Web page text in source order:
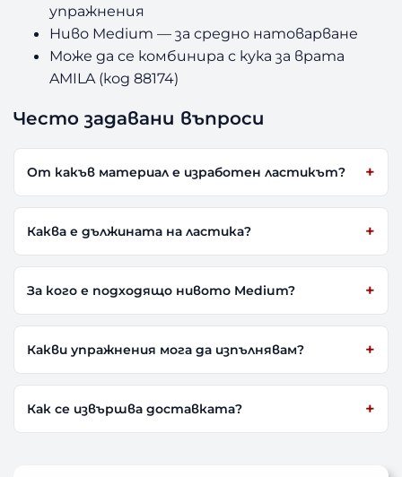
упражнения
Ниво Medium — за средно натоварване
Може да се комбинира с кука за врата
AMILA (код 88174)
Често задавани въпроси
От какъв материал е изработен ластикът?
Каква е дължината на ластика?
За кого е подходящо нивото Medium?
Какви упражнения мога да изпълнявам?
Как се извършва доставката?